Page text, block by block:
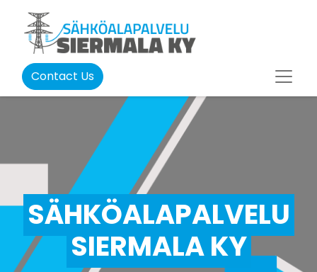
Contact Us
SÄHKÖALAPALVELU
SIERMALA KY